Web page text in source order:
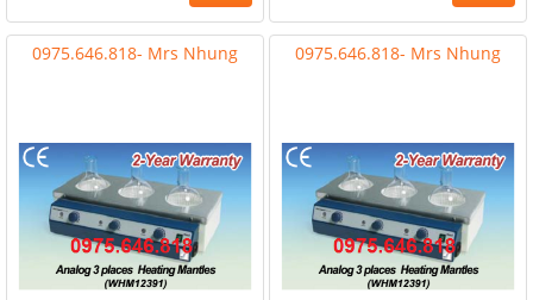
0975.646.818- Mrs Nhung 0975.646.818- Mrs Nhung